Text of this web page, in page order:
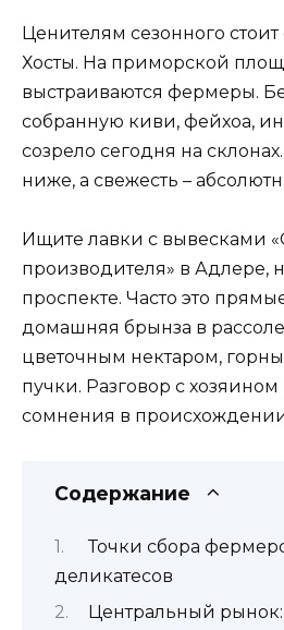
Ценителям сезонного стоит
Хосты. На приморской
выстраиваются фермеры.
собранную киви, фейхоа,
созрело сегодня на
ниже, а свежесть –
Ищите лавки с вывесками
производителя» в Адлере,
проспекте. Часто это
домашняя брынза в
цветочным нектаром,
пучки. Разговор с хозяином
сомнения в
Содержание
Точки сбора
деликатесов
Центральный